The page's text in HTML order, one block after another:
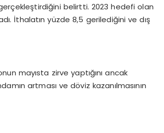
belirtti. 2023 hedefi olan
İthalatın yüzde 8,5 gerilediğini ve dış
mayısta zirve yaptığını ancak
artması ve döviz kazanılmasının